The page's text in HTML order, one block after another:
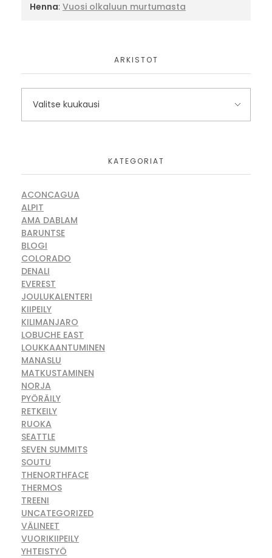
Henna: Vuosi olkaluun murtumasta
ARKISTOT
KATEGORIAT
ACONCAGUA
ALPIT
AMA DABLAM
BARUNTSE
BLOGI
COLORADO
DENALI
EVEREST
JOULUKALENTERI
KIIPEILY
KILIMANJARO
LOBUCHE EAST
LOUKKAANTUMINEN
MANASLU
MATKUSTAMINEN
NORJA
PYÖRÄILY
RETKEILY
RUOKA
SEATTLE
SEVEN SUMMITS
SOUTU
THENORTHFACE
THERMOS
TREENI
UNCATEGORIZED
VÄLINEET
VUORIKIIPEILY
YHTEISTYÖ